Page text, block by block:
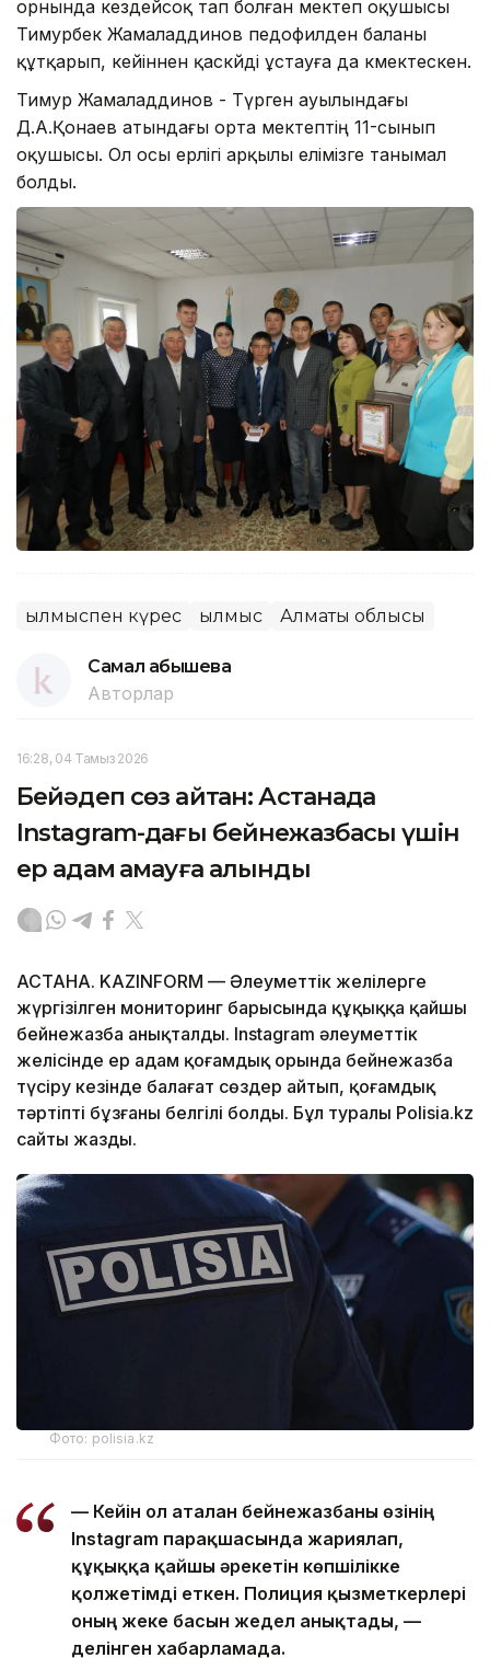
орнында кездейсоқ тап болған мектеп оқушысы
Тимурбек Жамаладдинов педофилден баланы
құтқарып, кейіннен қаскөйді ұстауға да көмектескен.
Тимур Жамаладдинов - Түрген ауылындағы
Д.А.Қонаев атындағы орта мектептің 11-сынып
оқушысы. Ол осы ерлігі арқылы елімізге танымал
болды.
Қылмыспен күрес Қылмыс Алматы облысы
Самал Қабышева
Авторлар
16:28, 04 Тамыз 2026
Бейәдеп сөз айтқан: Астанада
Instagram-дағы бейнежазбасы үшін
ер адам қамауға алынды
АСТАНА. KAZINFORM — Әлеуметтік желілерге
жүргізілген мониторинг барысында құқыққа қайшы
бейнежазба анықталды. Instagram әлеуметтік
желісінде ер адам қоғамдық орында бейнежазба
түсіру кезінде балағат сөздер айтып, қоғамдық
тәртіпті бұзғаны белгілі болды. Бұл туралы Polisia.kz
сайты жазды.
Фото: polisia.kz
— Кейін ол аталған бейнежазбаны өзінің
Instagram парақшасында жариялап,
құқыққа қайшы әрекетін көпшілікке
қолжетімді еткен. Полиция қызметкерлері
оның жеке басын жедел анықтады, —
делінген хабарламада.